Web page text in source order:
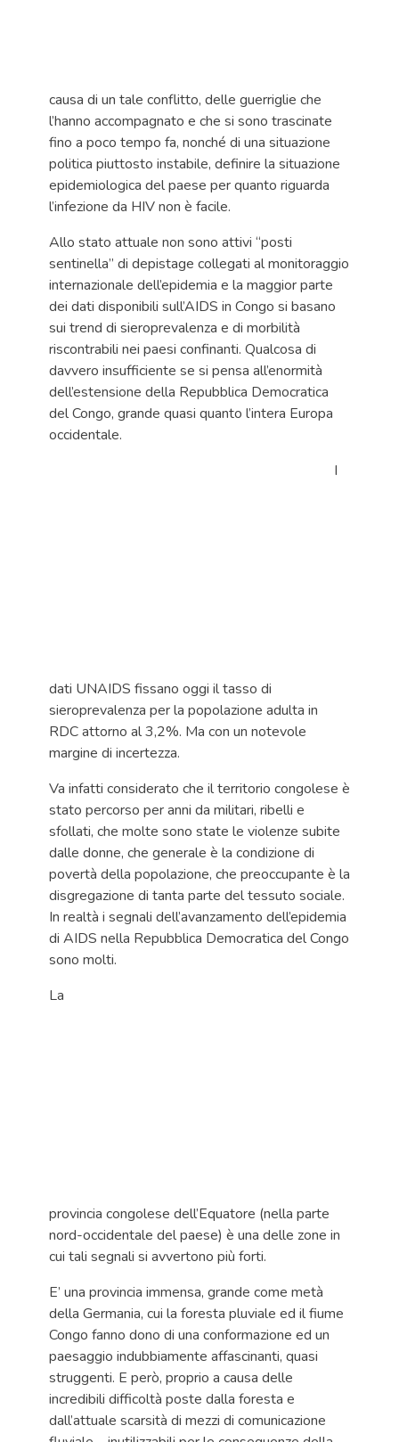
causa di un tale conflitto, delle guerriglie che
l’hanno accompagnato e che si sono trascinate
fino a poco tempo fa, nonché di una situazione
politica piuttosto instabile, definire la situazione
epidemiologica del paese per quanto riguarda
l’infezione da HIV non è facile.
Allo stato attuale non sono attivi “posti
sentinella” di depistage collegati al monitoraggio
internazionale dell’epidemia e la maggior parte
dei dati disponibili sull’AIDS in Congo si basano
sui trend di sieroprevalenza e di morbilità
riscontrabili nei paesi confinanti. Qualcosa di
davvero insufficiente se si pensa all’enormità
dell’estensione della Repubblica Democratica
del Congo, grande quasi quanto l’intera Europa
occidentale.
I
dati UNAIDS fissano oggi il tasso di
sieroprevalenza per la popolazione adulta in
RDC attorno al 3,2%. Ma con un notevole
margine di incertezza.
Va infatti considerato che il territorio congolese è
stato percorso per anni da militari, ribelli e
sfollati, che molte sono state le violenze subite
dalle donne, che generale è la condizione di
povertà della popolazione, che preoccupante è la
disgregazione di tanta parte del tessuto sociale.
In realtà i segnali dell’avanzamento dell’epidemia
di AIDS nella Repubblica Democratica del Congo
sono molti.
La
provincia congolese dell’Equatore (nella parte
nord-occidentale del paese) è una delle zone in
cui tali segnali si avvertono più forti.
E’ una provincia immensa, grande come metà
della Germania, cui la foresta pluviale ed il fiume
Congo fanno dono di una conformazione ed un
paesaggio indubbiamente affascinanti, quasi
struggenti. E però, proprio a causa delle
incredibili difficoltà poste dalla foresta e
dall’attuale scarsità di mezzi di comunicazione